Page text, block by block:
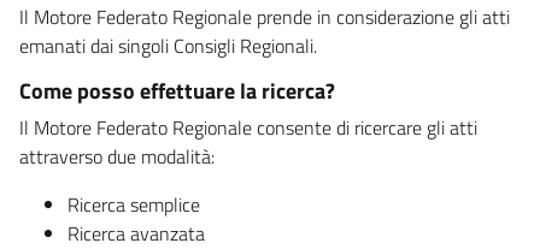
Il Motore Federato Regionale prende in considerazione gli atti
emanati dai singoli Consigli Regionali.
Come posso effettuare la ricerca?
Il Motore Federato Regionale consente di ricercare gli atti
attraverso due modalità:
Ricerca semplice
Ricerca avanzata